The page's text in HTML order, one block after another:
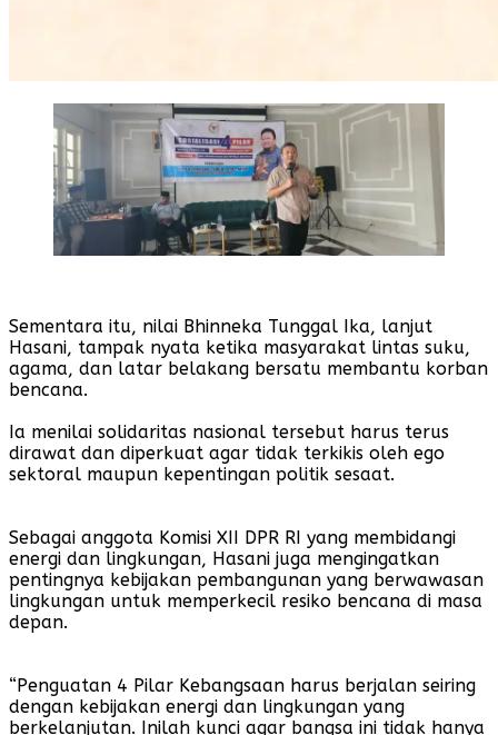
Sementara itu, nilai Bhinneka Tunggal Ika, lanjut
Hasani, tampak nyata ketika masyarakat lintas suku,
agama, dan latar belakang bersatu membantu korban
bencana.
Ia menilai solidaritas nasional tersebut harus terus
dirawat dan diperkuat agar tidak terkikis oleh ego
sektoral maupun kepentingan politik sesaat.
Sebagai anggota Komisi XII DPR RI yang membidangi
energi dan lingkungan, Hasani juga mengingatkan
pentingnya kebijakan pembangunan yang berwawasan
lingkungan untuk memperkecil resiko bencana di masa
depan.
“Penguatan 4 Pilar Kebangsaan harus berjalan seiring
dengan kebijakan energi dan lingkungan yang
berkelanjutan. Inilah kunci agar bangsa ini tidak hanya